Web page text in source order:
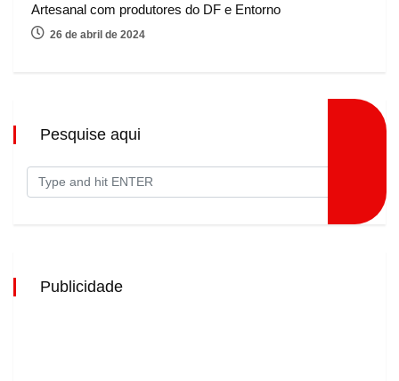
Artesanal com produtores do DF e Entorno
26 de abril de 2024
Pesquise aqui
Publicidade